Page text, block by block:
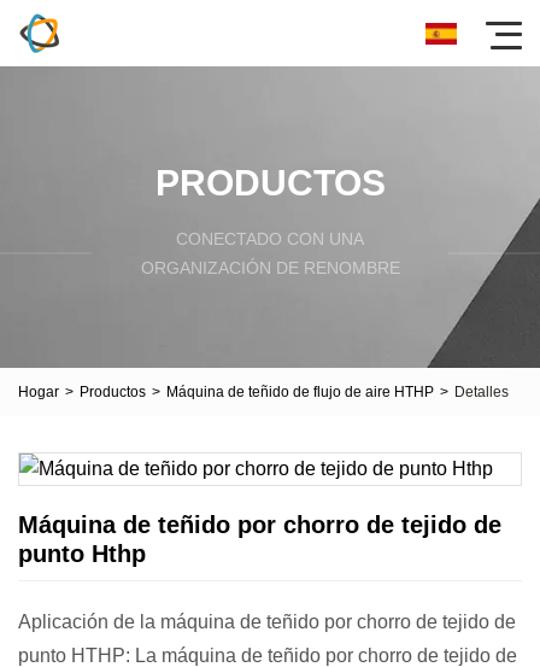
PRODUCTOS
CONECTADO CON UNA
ORGANIZACIÓN DE RENOMBRE
Hogar > Productos > Máquina de teñido de flujo de aire HTHP > Detalles
Máquina de teñido por chorro de tejido de
punto Hthp
Aplicación de la máquina de teñido por chorro de tejido de
punto HTHP: La máquina de teñido por chorro de tejido de